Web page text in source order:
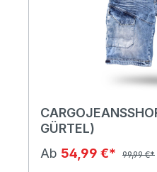
GÜRTEL)
Ab 54,99 €* 99,99 €*